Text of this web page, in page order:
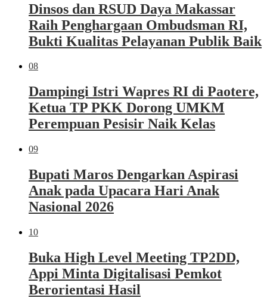
Dinsos dan RSUD Daya Makassar
Raih Penghargaan Ombudsman RI,
Bukti Kualitas Pelayanan Publik Baik
08
Dampingi Istri Wapres RI di Paotere,
Ketua TP PKK Dorong UMKM
Perempuan Pesisir Naik Kelas
09
Bupati Maros Dengarkan Aspirasi
Anak pada Upacara Hari Anak
Nasional 2026
10
Buka High Level Meeting TP2DD,
Appi Minta Digitalisasi Pemkot
Berorientasi Hasil